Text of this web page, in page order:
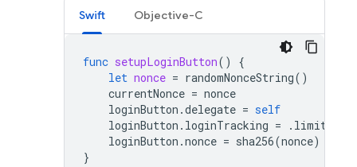
Swift Objective-C
func setupLoginButton()
{
let nonce = randomNonceString()
currentNonce = nonce
loginButton .delegate = self
loginButton . loginTracking = . limited
loginButton .nonce = sha256(nonce)
}